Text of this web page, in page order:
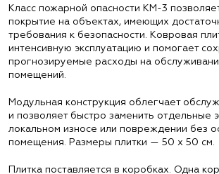
Класс пожарной опасности КМ-3
покрытие на объектах, имеющих
требования к безопасности. Ковровая
интенсивную эксплуатацию и помогает
прогнозируемые расходы на
помещений.
Модульная конструкция облегчает
и позволяет быстро заменить отдельные
локальном износе или повреждении без
помещения. Размеры плитки — 50 х 50 см.
Плитка поставляется в коробках. Одна